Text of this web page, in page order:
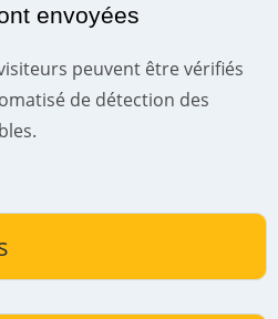
envoyées
peuvent être vérifiés
de détection des